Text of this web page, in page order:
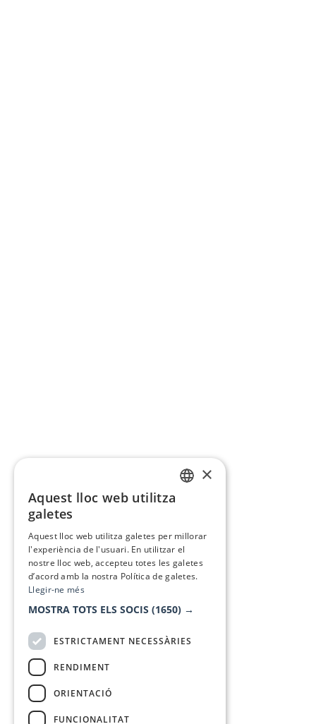
×
Aquest lloc web utilitza
galetes
Aquest lloc web utilitza galetes per millorar
l'experiència de l'usuari. En utilitzar el
nostre lloc web, accepteu totes les galetes
d’acord amb la nostra Política de galetes.
Llegir-ne més
MOSTRA TOTS ELS SOCIS (1650) →
ESTRICTAMENT NECESSÀRIES
RENDIMENT
ORIENTACIÓ
FUNCIONALITAT